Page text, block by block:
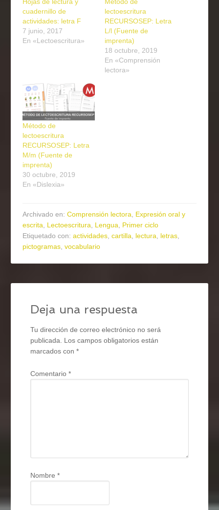
cuadernillo de
actividades: letra F
7 junio, 2017
En «Lectoescritura»
lectoescritura
RECURSOSEP: Letra
L/l (Fuente de
imprenta)
18 octubre, 2019
En «Comprensión
lectora»
Método de
lectoescritura
RECURSOSEP: Letra
M/m (Fuente de
imprenta)
30 octubre, 2019
En «Dislexia»
Archivado en:Comprensión lectora
Expresión oral y
escrita
Lectoescritura Lengua
Primer ciclo
Etiquetado con:actividades ,cartilla lectura letras
pictogramas ,vocabulario
Deja una respuesta
Tu dirección de correo electrónico no será
publicada.
Los campos obligatorios están
marcados con*
Comentario*
Nombre*